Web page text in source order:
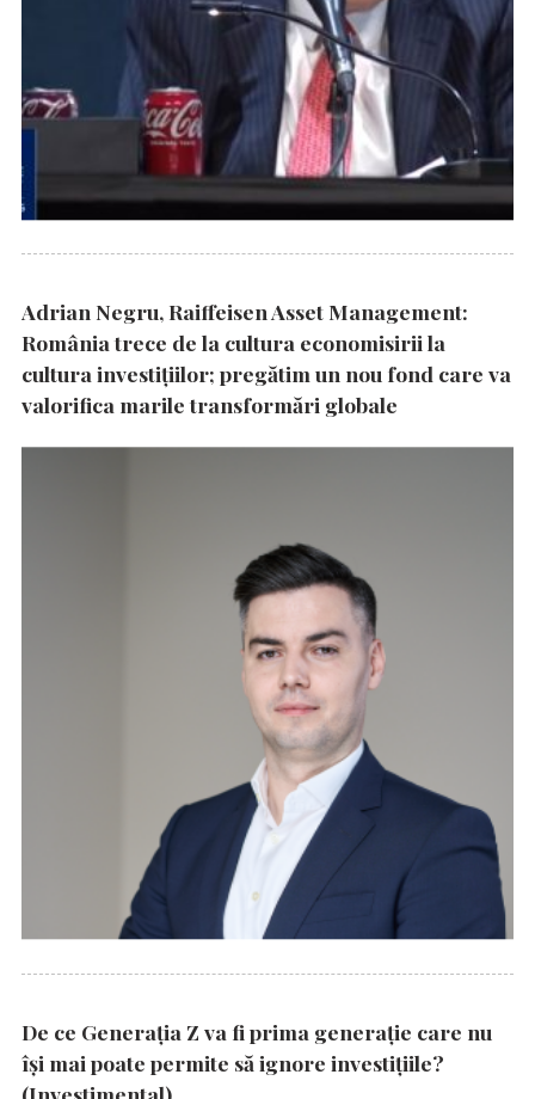
Adrian Negru, Raiffeisen Asset Management:
România trece de la cultura economisirii la
cultura investițiilor; pregătim un nou fond care va
valorifica marile transformări globale
De ce Generația Z va fi prima generație care nu
își mai poate permite să ignore investițiile?
(Investimental)